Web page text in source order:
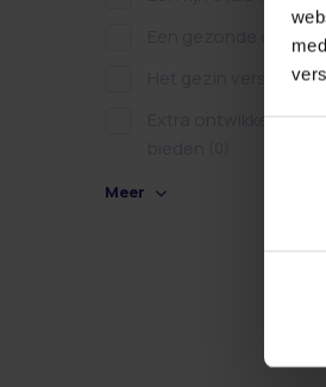
Een gezonde dag
Het gezin versterken
Extra
Meer